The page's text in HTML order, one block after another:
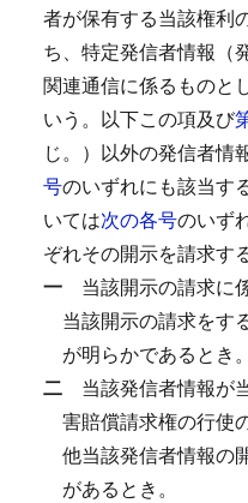
者が保有する当該権利
ち、特定発信者情報（
関連通信に係るものと
いう。以下この項及び
じ。）以外の発信者情
号のいずれにも該当す
いては次の各号のいず
ぞれその開示を請求す
一 当該開示の請求に
当該開示の請求をす
が明らかであるとき。
二 当該発信者情報が
害賠償請求権の行使
他当該発信者情報の
があるとき。